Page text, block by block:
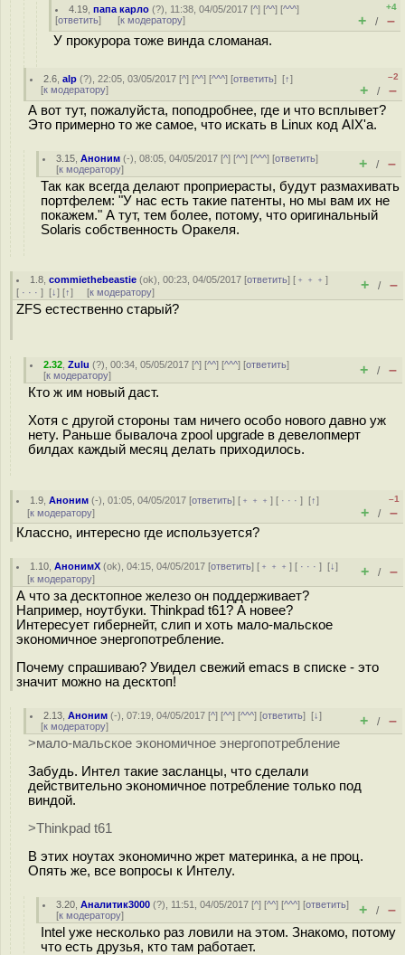
4.19 ,папа карло (?), 11:38, 04/05/2017 [^] [^^] [^^^]
[ответить] [к модератору]
+4
+ / –
У прокурора тоже винда сломаная.
2.6 ,alp (?), 22:05, 03/05/2017 [^] [^^] [^^^] [ответить][↑]
[к модератору]
–2
+ / –
А вот тут, пожалуйста, поподробнее, где и что всплывет?
Это примерно то же самое, что искать в Linux код AIX'а.
3.15 ,Аноним (-), 08:05, 04/05/2017 [^] [^^] [^^^] [ответить]
[к модератору] + / –
Так как всегда делают проприерасты, будут размахивать
портфелем: "У нас есть такие патенты, но мы вам их не
покажем." А тут, тем более, потому, что оригинальный
Solaris собственность Оракеля.
1.8 ,commiethebeastie (ok), 00:23, 04/05/2017 [ответить] [ ﹢﹢﹢]
[ · · · ] [↓] [↑] [к модератору] + / –
ZFS естественно старый?
2.32 ,Zulu (?), 00:34, 05/05/2017 [^] [^^] [^^^] [ответить]
[к модератору] + / –
Кто ж им новый даст.
Хотя с другой стороны там ничего особо нового давно уж
нету. Раньше бывалоча zpool upgrade в девелопмерт
билдах каждый месяц делать приходилось.
1.9 ,Аноним (-), 01:05, 04/05/2017 [ответить] [ ﹢﹢﹢] [ · · ·][↑]
[к модератору]
–1
+ / –
Классно, интересно где используется?
1.10 ,АнонимХ (ok), 04:15, 04/05/2017 [ответить] [ ﹢﹢﹢] [ · · ·][↓]
[к модератору] + / –
А что за десктопное железо он поддерживает?
Например, ноутбуки. Thinkpad t61? А новее?
Интересует гибернейт, слип и хоть мало-мальское
экономичное энергопотребление.
Почему спрашиваю? Увидел свежий emacs в списке - это
значит можно на десктоп!
2.13 ,Аноним (-), 07:19, 04/05/2017 [^] [^^] [^^^] [ответить][↓]
[к модератору] + / –
>мало-мальское экономичное энергопотребление
Забудь. Интел такие засланцы, что сделали
действительно экономичное потребление только под
виндой.
>Thinkpad t61
В этих ноутах экономично жрет материнка, а не проц.
Опять же, все вопросы к Интелу.
3.20 ,Аналитик3000 (?), 11:51, 04/05/2017 [^] [^^] [^^^] [ответить]
[к модератору] + / –
Intel уже несколько раз ловили на этом. Знакомо, потому
что есть друзья, кто там работает.